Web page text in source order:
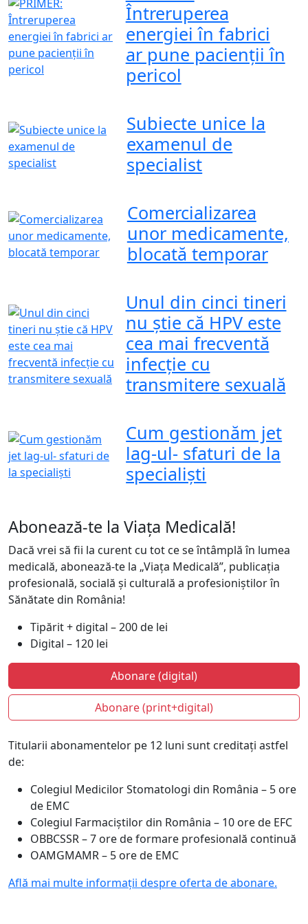
Întreruperea
energiei în fabrici
ar pune pacienții în
pericol
Subiecte unice la
examenul de
specialist
Comercializarea
unor medicamente,
blocată temporar
Unul din cinci tineri
nu știe că HPV este
cea mai frecventă
infecție cu
transmitere sexuală
Cum gestionăm jet
lag-ul- sfaturi de la
specialiști
Abonează-te la Viața Medicală!
Dacă vrei să fii la curent cu tot ce se întâmplă în lumea
medicală, abonează-te la „Viața Medicală”, publicația
profesională, socială și culturală a profesioniștilor în
Sănătate din România!
Tipărit + digital – 200 de lei
Digital – 120 lei
Abonare (digital)
Abonare (print+digital)
Titularii abonamentelor pe 12 luni sunt creditați astfel
de:
Colegiul Medicilor Stomatologi din România – 5 ore
de EMC
Colegiul Farmaciștilor din România – 10 ore de EFC
OBBCSSR – 7 ore de formare profesională continuă
OAMGMAMR – 5 ore de EMC
Află mai multe informații despre oferta de abonare.